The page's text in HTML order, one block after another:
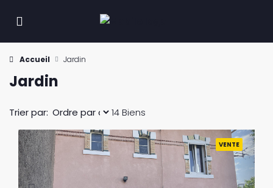
Accueil Jardin
Jardin
14 Biens
Trier par:
VENTE
Previous Next